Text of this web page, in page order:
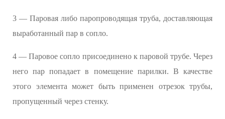
3 — Паровая либо паропроводящая труба, доставляющая
выработанный пар в сопло.
4 — Паровое сопло присоединено к паровой трубе. Через
него пар попадает в помещение парилки. В качестве
этого элемента может быть применен отрезок трубы,
пропущенный через стенку.